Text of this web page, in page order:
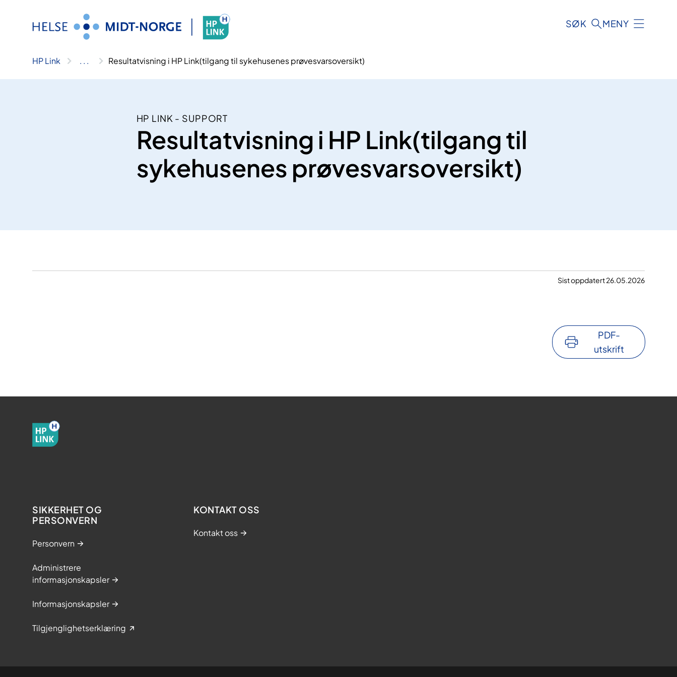
SØK MENY
HP Link .. . Resultatvisning i HP Link(tilgang til sykehusenes prøvesvarsoversikt)
HP LINK - SUPPORT
Resultatvisning i HP Link(tilgang til
sykehusenes prøvesvarsoversikt)
Sist oppdatert 26.05.2026
PDF-
utskrift
SIKKERHET OG
PERSONVERN
Personvern
Administrere
informasjonskapsler
Informasjonskapsler
Tilgjenglighetserklæring
KONTAKT OSS
Kontakt oss